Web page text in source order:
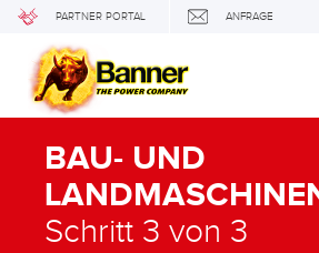
PARTNER PORTAL ANFRAGE
BAU- UND
Schritt 3 von 3